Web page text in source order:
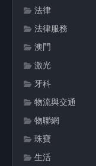
法律
法律服務
澳門
激光
牙科
物流與交通
物聯網
珠寶
生活